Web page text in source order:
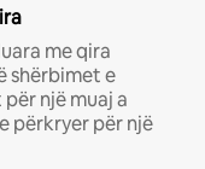
me qira
shërbimet e
një muaj a
përkryer për një